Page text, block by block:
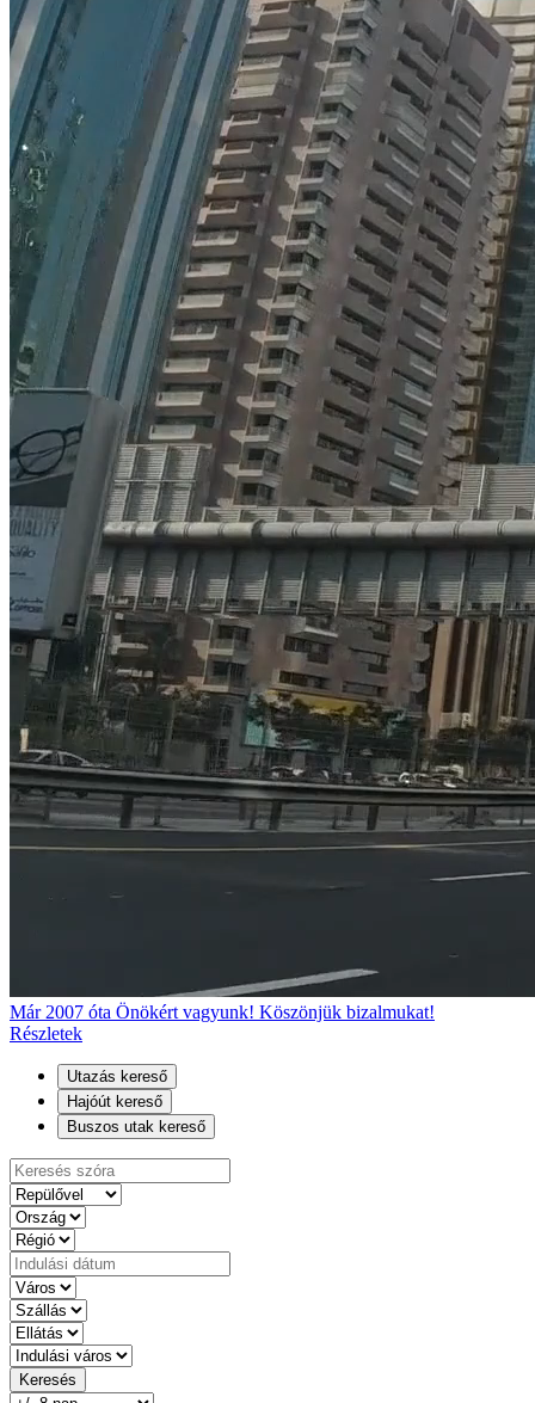
Már 2007 óta Önökért vagyunk! Köszönjük bizalmukat!
Részletek
Utazás kereső
Hajóút kereső
Buszos utak kereső
Keresés